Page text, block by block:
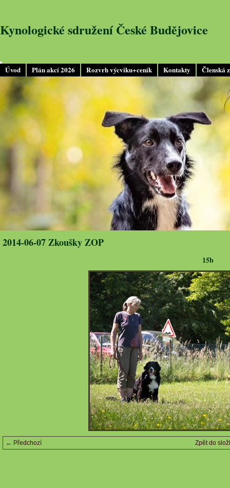
Úvod Plán akcí 2026 Rozvrh výcviku+ceník Kontakty Členská
Kynologické sdružení České Budějovice
2014-06-07 Zkoušky ZOP
15b
← Předchozí Zpět do